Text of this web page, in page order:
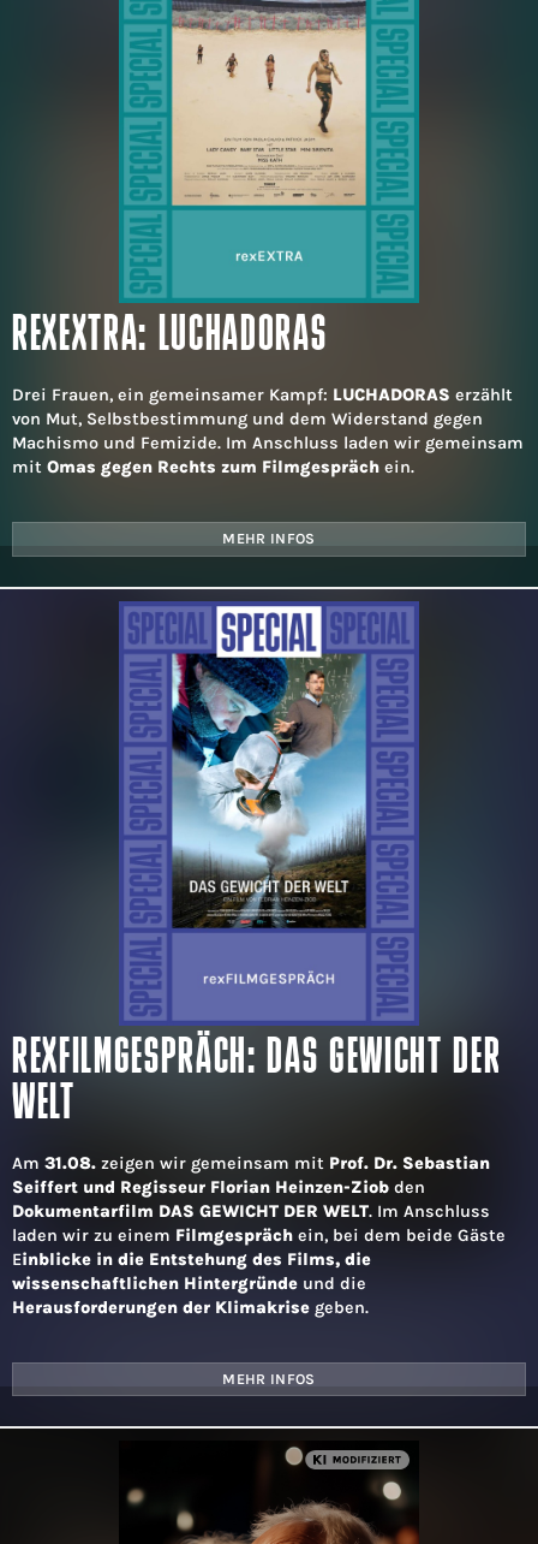
REXEXTRA: LUCHADORAS
Drei Frauen, ein gemeinsamer Kampf: LUCHADORAS erzählt
von Mut, Selbstbestimmung und dem Widerstand gegen
Machismo und Femizide. Im Anschluss laden wir gemeinsam
mit Omas gegen Rechts zum Filmgespräch ein.
MEHR INFOS
REXFILMGESPRÄCH: DAS GEWICHT DER
WELT
Am 31.08. zeigen wir gemeinsam mit Prof. Dr. Sebastian
Seiffert und Regisseur Florian Heinzen-Ziob den
Dokumentarfilm DAS GEWICHT DER WELT. Im Anschluss
laden wir zu einem Filmgespräch ein, bei dem beide Gäste
Einblicke in die Entstehung des Films, die
wissenschaftlichen Hintergründe und die
Herausforderungen der Klimakrise geben.
MEHR INFOS